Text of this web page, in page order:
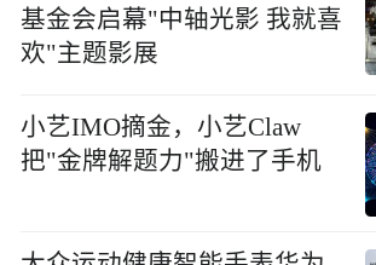
基金会启幕"中轴光影 我就喜
欢"主题影展
小艺IMO摘金，小艺Claw
把"金牌解题力"搬进了手机